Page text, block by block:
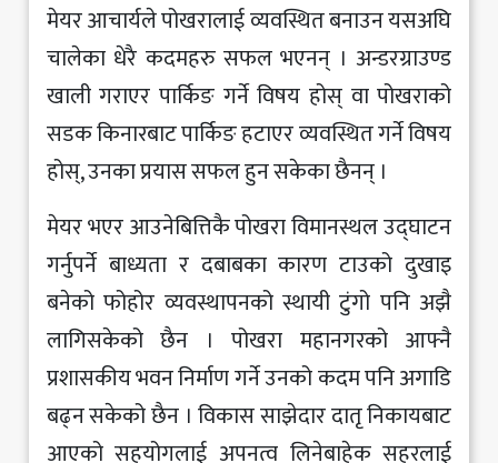
मेयर आचार्यले पोखरालाई व्यवस्थित बनाउन यसअघि
चालेका धेरै कदमहरु सफल भएनन् । अन्डरग्राउण्ड
खाली गराएर पार्किङ गर्ने विषय होस् वा पोखराको
सडक किनारबाट पार्किङ हटाएर व्यवस्थित गर्ने विषय
होस्, उनका प्रयास सफल हुन सकेका छैनन् ।
मेयर भएर आउनेबित्तिकै पोखरा विमानस्थल उद्घाटन
गर्नुपर्ने बाध्यता र दबाबका कारण टाउको दुखाइ
बनेको फोहोर व्यवस्थापनको स्थायी टुंगो पनि अझै
लागिसकेको छैन । पोखरा महानगरको आफ्नै
प्रशासकीय भवन निर्माण गर्ने उनको कदम पनि अगाडि
बढ्न सकेको छैन । विकास साझेदार दातृ निकायबाट
आएको सहयोगलाई अपनत्व लिनेबाहेक सहरलाई